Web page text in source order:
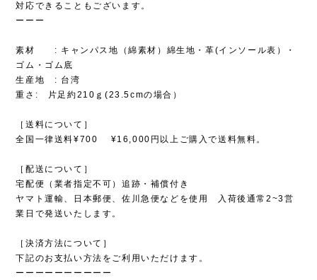
対応できることもございます。
ーーー
素材 : キャンパス地（綿素材）綿生地・革(インソール表）・
ゴム・ゴム底
生産地 : 台湾
重さ: 片足約210ｇ(23.5cmの場合）
［送料について］
全国一律送料¥700 ¥16,000円以上ご購入で送料無料。
［配送について］
宅配便（業者指定不可）追跡・補償付き
ヤマト運輸、日本郵便、佐川急便などを使用 入荷後通常2~3営
業日で発送いたします。
［決済方法について］
下記のお支払い方法をご利用いただけます。
ーーーーーーーーーー